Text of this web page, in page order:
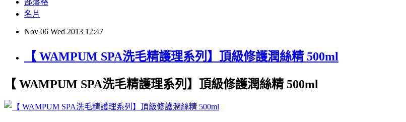
名片
Nov 06 Wed 2013 12:47
【 WAMPUM SPA洗毛精護理系列】頂級修護潤絲精 500ml
【 WAMPUM SPA洗毛精護理系列】頂級修護潤絲精 500ml